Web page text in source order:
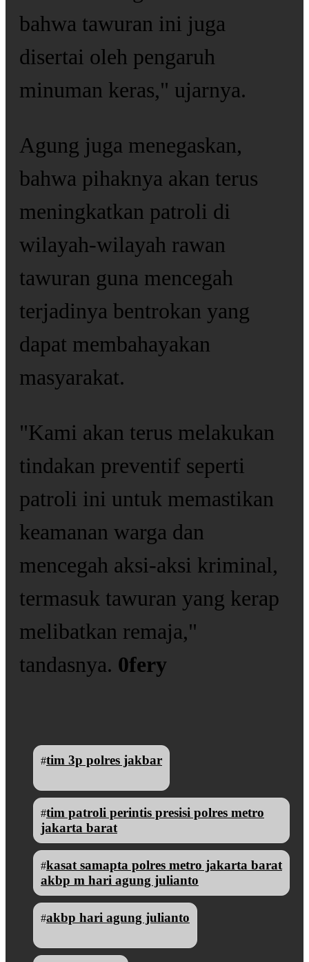
bahwa tawuran ini juga
disertai oleh pengaruh
minuman keras," ujarnya.
Agung juga menegaskan,
bahwa pihaknya akan terus
meningkatkan patroli di
wilayah-wilayah rawan
tawuran guna mencegah
terjadinya bentrokan yang
dapat membahayakan
masyarakat.
"Kami akan terus melakukan
tindakan preventif seperti
patroli ini untuk memastikan
keamanan warga dan
mencegah aksi-aksi kriminal,
termasuk tawuran yang kerap
melibatkan remaja,"
tandasnya. 0fery
#tim 3p polres jakbar
#tim patroli perintis presisi polres metro
jakarta barat
#kasat samapta polres metro jakarta barat
akbp m hari agung julianto
#akbp hari agung julianto